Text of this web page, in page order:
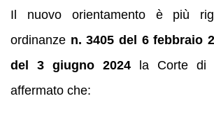
Il nuovo orientamento è più
ordinanze n. 3405 del 6 febbraio
del 3 giugno 2024 la Corte di
affermato che: